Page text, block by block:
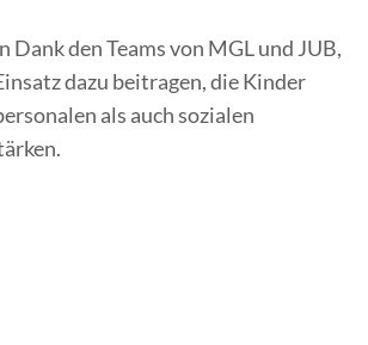
Dank den Teams von MGL und JUB,
dazu beitragen, die Kinder
als auch sozialen